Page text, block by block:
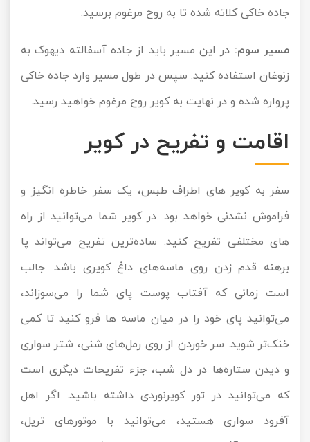
جاده خاکی کلاته شده تا به روح مرغوم برسید.
مسیر سوم: در این مسیر باید از جاده آسفالته دیهوک به
زنوغان استفاده کنید. سپس در طول مسیر وارد جاده خاکی
پرواره شده و در نهایت به کویر روح مرغوم خواهید رسید.
اقامت و تفریح در کویر
سفر به کویر های اطراف طبس، یک سفر خاطره انگیز و
فراموش نشدنی خواهد بود. در کویر شما می‌توانید از راه
های مختلفی تفریح کنید. ساده‌ترین تفریح می‌تواند پا
برهنه قدم زدن روی ماسه‌های داغ کویری باشد. جالب
است زمانی که آفتاب پوست پای شما را می‌‌سوزاند،
می‌توانید پای خود را در میان ماسه ها فرو کنید تا کمی
خنک‌تر شوید. سر خوردن از روی رمل‌های شنی، شتر سواری
و دیدن ستاره‌ها در دل شب، جزء تفریحات دیگری است
که می‌توانید در تور کویرنوردی داشته باشید. اگر اهل
آفرود سواری هستید، می‌توانید با موتور‌های تریل،